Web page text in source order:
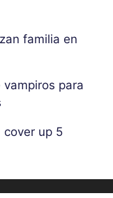
familia en
para
cover up 5